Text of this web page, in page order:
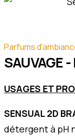
Parfums
SAUVAGE
USAGES ET
SENSUAL 2D
détergent à pH